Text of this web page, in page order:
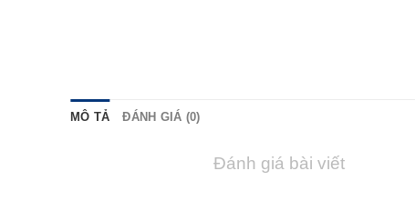
MÔ TẢ ĐÁNH GIÁ (0)
Đánh giá bài viết